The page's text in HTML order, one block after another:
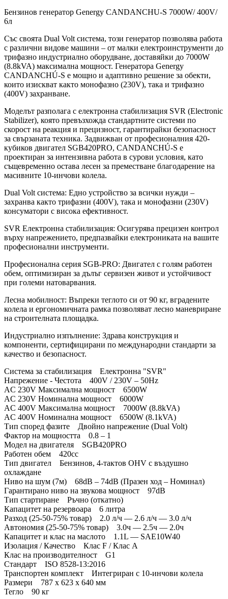
Бензинов генератор Genergy CANDANCHU-S 7000W/ 400V/
6л
Със своята Dual Volt система, този генератор позволява работа
с различни видове машини – от малки електроинструменти до
трифазно индустриално оборудване, доставяйки до 7000W
(8.8kVA) максимална мощност. Генератора Genergy
CANDANCHÚ-S е мощно и адаптивно решение за обекти,
които изискват както монофазно (230V), така и трифазно
(400V) захранване.
Моделът разполага с електронна стабилизация SVR (Electronic
Stabilizer), която превъзхожда стандартните системи по
скорост на реакция и прецизност, гарантирайки безопасност
за свързаната техника. Задвижван от професионалния 420-
кубиков двигател SGB420PRO, CANDANCHÚ-S е
проектиран за интензивна работа в сурови условия, като
същевременно остава лесен за преместване благодарение на
масивните 10-инчови колела.
Dual Volt система: Едно устройство за всички нужди –
захранва както трифазни (400V), така и монофазни (230V)
консуматори с висока ефективност.
SVR Електронна стабилизация: Осигурява прецизен контрол
върху напрежението, предпазвайки електрониката на вашите
професионални инструменти.
Професионална серия SGB-PRO: Двигател с голям работен
обем, оптимизиран за дълъг сервизен живот и устойчивост
при големи натоварвания.
Лесна мобилност: Въпреки теглото си от 90 кг, вградените
колела и ергономичната рамка позволяват лесно маневриране
на строителната площадка.
Индустриално изпълнение: Здрава конструкция и
компоненти, сертифицирани по международни стандарти за
качество и безопасност.
Система за стабилизация Електронна "SVR"
Напрежение - Честота 400V / 230V – 50Hz
AC 230V Максимална мощност 6500W
AC 230V Номинална мощност 6000W
AC 400V Максимална мощност 7000W (8.8kVA)
AC 400V Номинална мощност 6500W (8.1kVA)
Тип според фазите Двойно напрежение (Dual Volt)
Фактор на мощността 0.8 – 1
Модел на двигателя SGB420PRO
Работен обем 420cc
Тип двигател Бензинов, 4-тактов OHV с въздушно
охлаждане
Ниво на шум (7м) 68dB – 74dB (Празен ход – Номинал)
Гарантирано ниво на звукова мощност 97dB
Тип стартиране Ръчно (откатно)
Капацитет на резервоара 6 литра
Разход (25-50-75% товар) 2.0 л/ч — 2.6 л/ч — 3.0 л/ч
Автономия (25-50-75% товар) 3.0ч — 2.5ч — 2.0ч
Капацитет и клас на маслото 1.1L — SAE10W40
Изолация / Качество Клас F / Клас A
Клас на производителност G1
Стандарт ISO 8528-13:2016
Транспортен комплект Интегриран с 10-инчови колела
Размери 787 x 623 x 640 мм
Тегло 90 кг